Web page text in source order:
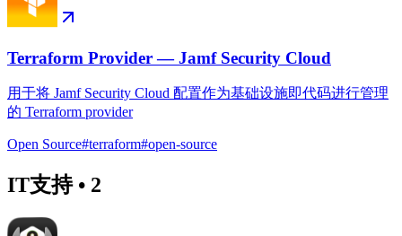
Terraform Provider — Jamf Security Cloud
用于将 Jamf Security Cloud 配置作为基础设施即代码进行管理
的 Terraform provider
Open Source#terraform#open-source
IT支持• 2